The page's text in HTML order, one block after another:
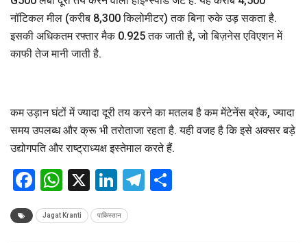
नॉटिकल मील (करीब 8,300 किलोमीटर) तक बिना रुके उड़ सकता है.
इसकी अधिकतम रफ्तार मैक 0.925 तक जाती है, जो बिज़नेस एविएशन में
काफी तेज मानी जाती है.
कम उड़ान घंटों में ज्यादा दूरी तय करने का मतलब है कम मेंटेनेंस ब्रेक, ज्यादा
समय उपलब्ध और क्रू भी तरोताजा रहता है. यही वजह है कि इसे अक्सर बड़े
उद्योगपति और राष्ट्राध्यक्ष इस्तेमाल करते हैं.
Facebook
WhatsApp
X LinkedIn
Telegram
Jagat Kranti पाकिस्तान